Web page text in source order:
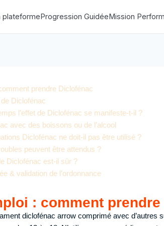
plateformeProgression GuidéeMission
prendre Diclofénac
Diclofénac
l’effet de Diclofénac se manifeste-t-il ?
avec des boissons ou de l’alcool
Diclofénac ne doit-il pas être utilisé ?
peuvent être attendus ?
Diclofénac est-il sûr ?
& validation de l’ordonnance
: comment
diclofénac arrow comprimé avec d’autres